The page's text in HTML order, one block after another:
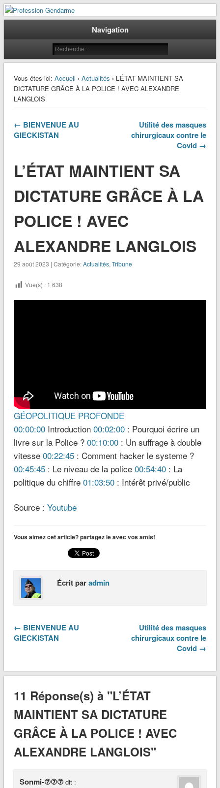
Profession Gendarme
Le journal des gendarmes
Navigation
Vous êtes ici: Accueil › Actualités › L’ÉTAT MAINTIENT SA
DICTATURE GRÂCE À LA POLICE ! AVEC ALEXANDRE
LANGLOIS
← BIENVENUE AU
GIECKISTAN
Utilité des masques
chirurgicaux contre le
Covid →
L’ÉTAT MAINTIENT SA
DICTATURE GRÂCE À LA
POLICE ! AVEC
ALEXANDRE LANGLOIS
29 août 2023 | Catégorie:Actualités, Tribune
Vue(s) : 1 638
GÉOPOLITIQUE PROFONDE
00:00:00Introduction 00:02:00: Pourquoi écrire un
livre sur la Police ? 00:10:00: Un suffrage à double
vitesse 00:22:45: Comment hacker le systeme ?
00:45:45: Le niveau de la police 00:54:40: La
politique du chiffre 01:03:50: Intérêt privé/public
Source : Youtube
Vous aimez cet article? partagez le avec vos amis!
Écrit paradmin
← BIENVENUE AU
GIECKISTAN
Utilité des masques
chirurgicaux contre le
Covid →
11 Réponse(s) à "L’ÉTAT
MAINTIENT SA DICTATURE
GRÂCE À LA POLICE ! AVEC
ALEXANDRE LANGLOIS"
Sonmi-⑦⑦⑦ dit :